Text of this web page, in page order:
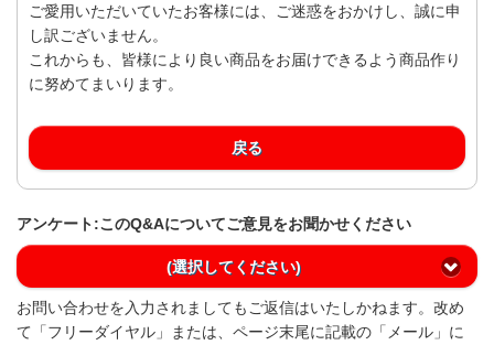
ご愛用いただいていたお客様には、ご迷惑をおかけし、誠に申
し訳ございません。
これからも、皆様により良い商品をお届けできるよう商品作り
に努めてまいります。
戻る
アンケート:このQ&Aについてご意見をお聞かせください
(選択してください)
お問い合わせを入力されましてもご返信はいたしかねます。改め
て「フリーダイヤル」または、ページ末尾に記載の「メール」に